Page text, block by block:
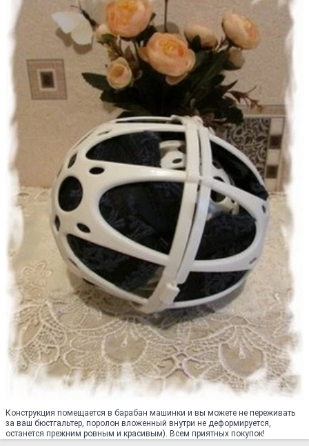
Конструкция помещается в барабан машинки и вы можете не переживать
за ваш бюстгальтер, поролон вложенный внутри не деформируется,
останется прежним ровным и красивым). Всем приятных покупок!